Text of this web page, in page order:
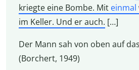
kriegte eine Bombe. Mit einmal
im Keller. Und er auch. […]
Der Mann sah von oben auf
(Borchert, 1949)